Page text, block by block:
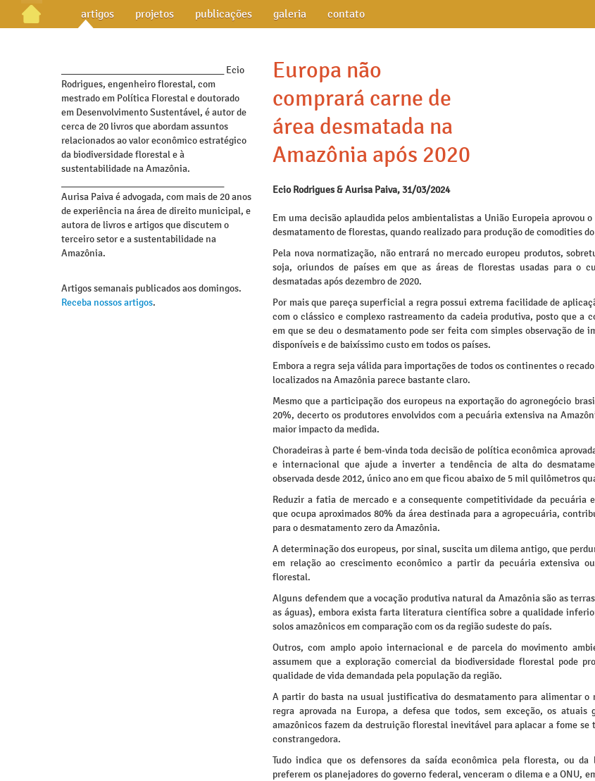
artigos projetos publicações galeria contato
_________________________________ Ecio
Rodrigues, engenheiro florestal, com
mestrado em Política Florestal e doutorado
em Desenvolvimento Sustentável, é autor de
cerca de 20 livros que abordam assuntos
relacionados ao valor econômico estratégico
da biodiversidade florestal e à
sustentabilidade na Amazônia.
Aurisa Paiva é advogada, com mais de 20 anos
de experiência na área de direito municipal, e
autora de livros e artigos que discutem o
terceiro setor e a sustentabilidade na
Amazônia.
Artigos semanais publicados aos domingos.
Receba nossos artigos.
Europa não
comprará carne de
área desmatada na
Amazônia após 2020
Ecio Rodrigues & Aurisa Paiva, 31/03/2024
Em uma decisão aplaudida pelos ambientalistas a União Europeia aprovou
desmatamento de florestas, quando realizado para produção de comodities
Pela nova normatização, não entrará no mercado europeu produtos,
soja, oriundos de países em que as áreas de florestas usadas para o
desmatadas após dezembro de 2020.
Por mais que pareça superficial a regra possui extrema facilidade de
com o clássico e complexo rastreamento da cadeia produtiva, posto que a
em que se deu o desmatamento pode ser feita com simples observação de
disponíveis e de baixíssimo custo em todos os países.
Embora a regra seja válida para importações de todos os continentes o
localizados na Amazônia parece bastante claro.
Mesmo que a participação dos europeus na exportação do agronegócio
20%, decerto os produtores envolvidos com a pecuária extensiva na
maior impacto da medida.
Choradeiras à parte é bem-vinda toda decisão de política econômica
e internacional que ajude a inverter a tendência de alta do
observada desde 2012, único ano em que ficou abaixo de 5 mil quilômetros
Reduzir a fatia de mercado e a consequente competitividade da pecuária
que ocupa aproximados 80% da área destinada para a agropecuária,
para o desmatamento zero da Amazônia.
A determinação dos europeus, por sinal, suscita um dilema antigo, que
em relação ao crescimento econômico a partir da pecuária extensiva
florestal.
Alguns defendem que a vocação produtiva natural da Amazônia são as
as águas), embora exista farta literatura científica sobre a qualidade
solos amazônicos em comparação com os da região sudeste do país.
Outros, com amplo apoio internacional e de parcela do movimento
assumem que a exploração comercial da biodiversidade florestal pode
qualidade de vida demandada pela população da região.
A partir do basta na usual justificativa do desmatamento para alimentar o
regra aprovada na Europa, a defesa que todos, sem exceção, os atuais
amazônicos fazem da destruição florestal inevitável para aplacar a fome
constrangedora.
Tudo indica que os defensores da saída econômica pela floresta, ou da
preferem os planejadores do governo federal, venceram o dilema e a ONU,